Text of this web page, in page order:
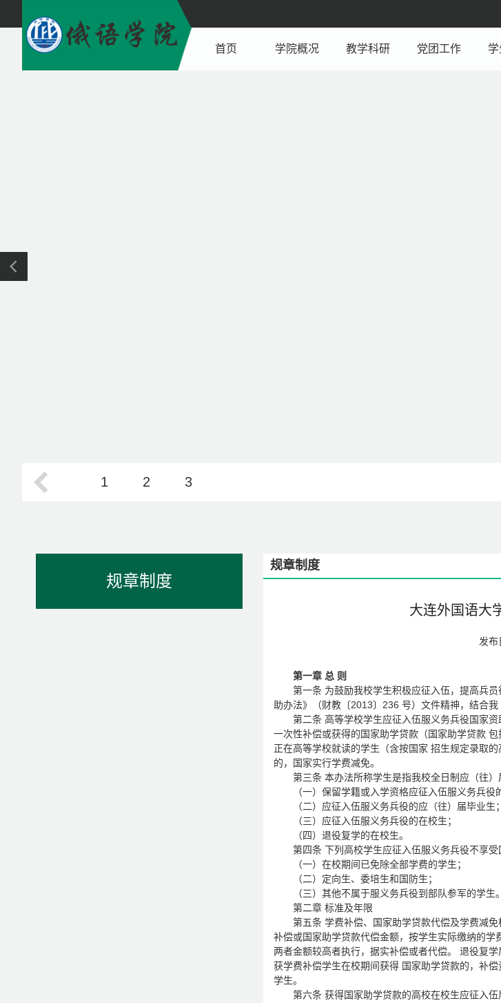
首页 学院概况 教学科研 党团工作
1 2 3
规章制度
规章制度
大连外国语大
发布
第一章 总 则
第一条 为鼓励我校学生积极应征入伍，提高兵
助办法》（财教〔2013〕236 号）文件精神，结合我
第二条 高等学校学生应征入伍服义务兵役国家
一次性补偿或获得的国家助学贷款（国家助学贷款
正在高等学校就读的学生（含按国家 招生规定录取
的，国家实行学费减免。
第三条 本办法所称学生是指我校全日制应（往
（一）保留学籍或入学资格应征入伍服义务兵役
（二）应征入伍服义务兵役的应（往）届毕业生；
（三）应征入伍服义务兵役的在校生；
（四）退役复学的在校生。
第四条 下列高校学生应征入伍服义务兵役不享受
（一）在校期间已免除全部学费的学生；
（二）定向生、委培生和国防生；
（三）其他不属于服义务兵役到部队参军的学生。
第二章 标准及年限
第五条 学费补偿、国家助学贷款代偿及学费减
补偿或国家助学贷款代偿金额，按学生实际缴纳的学
两者金额较高者执行，据实补偿或者代偿。 退役复
获学费补偿学生在校期间获得 国家助学贷款的，补
学生。
第六条 获得国家助学贷款的高校在校生应征入伍